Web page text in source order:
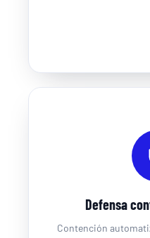
Defensa
Contención